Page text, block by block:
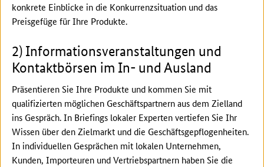
konkrete Einblicke in die Konkurrenzsituation und das
Preisgefüge für Ihre Produkte.
2) Informationsveranstaltungen und
Kontaktbörsen im In- und Ausland
Präsentieren Sie Ihre Produkte und kommen Sie mit
qualifizierten möglichen Geschäftspartnern aus dem Zielland
ins Gespräch. In Briefings lokaler Experten vertiefen Sie Ihr
Wissen über den Zielmarkt und die Geschäftsgepflogenheiten.
In individuellen Gesprächen mit lokalen Unternehmen,
Kunden, Importeuren und Vertriebspartnern haben Sie die